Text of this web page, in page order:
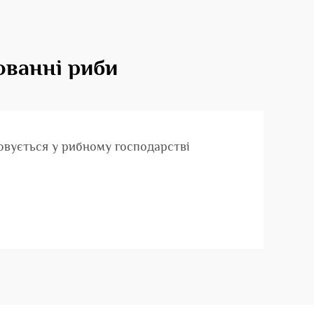
риби
у рибному господарстві